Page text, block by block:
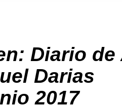
Diario
Darias
2017